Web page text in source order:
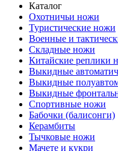
Каталог
Охотничьи ножи
Туристические ножи
Военные и
Складные ножи
Китайские реплики
Выкидные
Выкидные
Выкидные
Спортивные ножи
Бабочки (балисонги)
Керамбиты
Тычковые ножи
Мачете и кукри